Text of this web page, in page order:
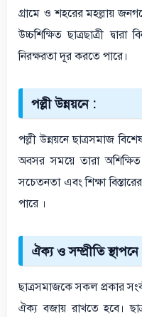
গ্রামে ও শহরের মহল্লায়
উচ্চশিক্ষিত ছাত্রছাত্রী
নিরক্ষরতা দূর করতে পারে।
পল্লী উন্নয়নে :
পল্লী উন্নয়নে ছাত্রসমাজ
অবসর সময়ে তারা অশিক্ষিত
সচেতনতা এবং শিক্ষা
পারে ।
ঐক্য ও সম্প্রীতি
ছাত্রসমাজকে সকল প্রকার
ঐক্য বজায় রাখতে হবে।